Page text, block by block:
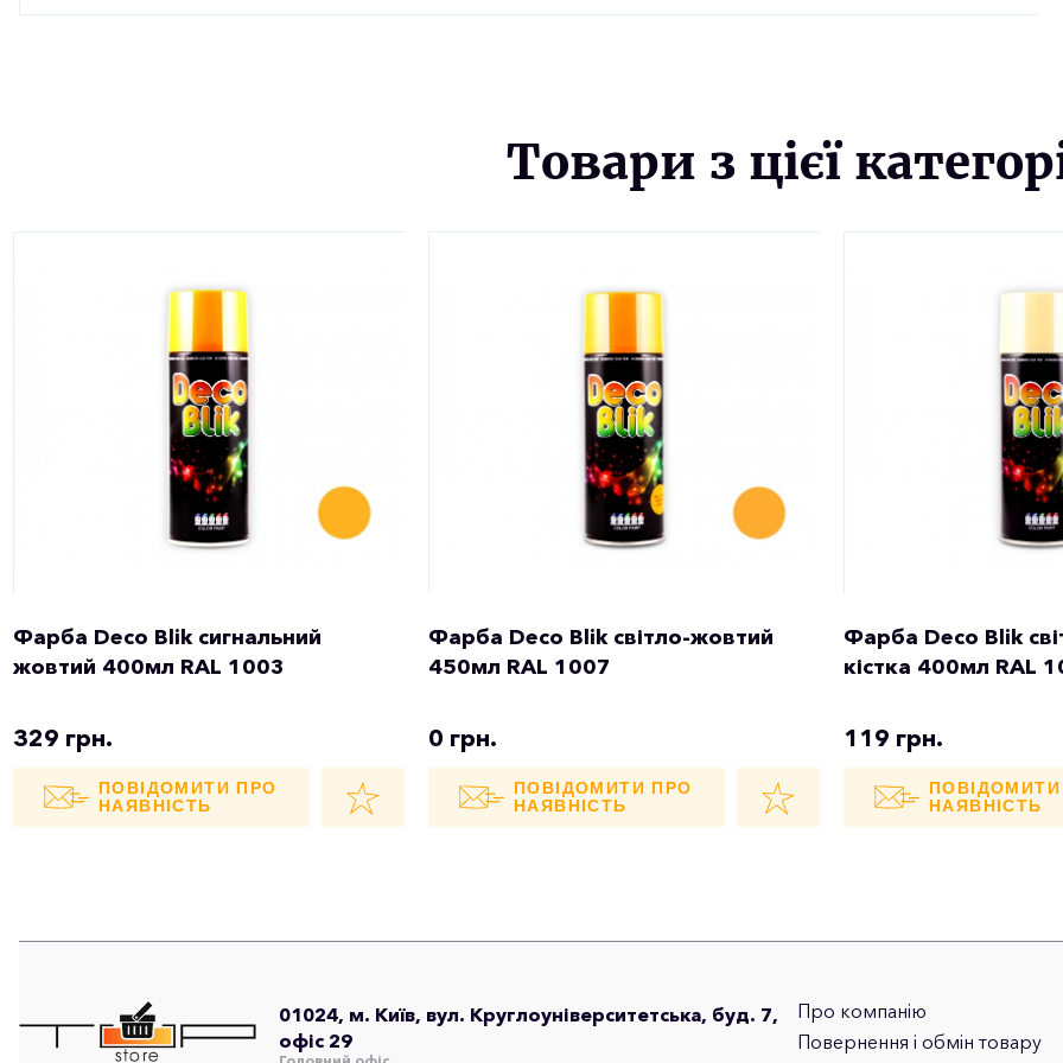
Товари з цієї
Фарба Deco Blik сигнальний
жовтий 400мл RAL 1003
329 грн.
ПОВІДОМИТИ ПРО
НАЯВНІСТЬ
Фарба Deco Blik світло-жовтий
450мл RAL 1007
0 грн.
ПОВІДОМИТИ ПРО
НАЯВНІСТЬ
Фарба Deco Blik
кістка 400мл RAL
119 грн.
НАЯВНІСТЬ
01024, м. Київ, вул. Круглоуніверситетська, буд. 7,
офіс 29
Про компанію
Повернення і обмін товару